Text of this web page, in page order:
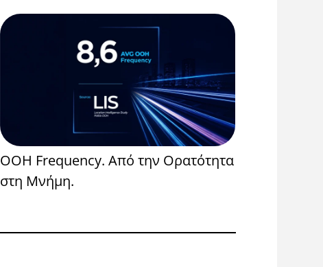
OOH Frequency. Από την Ορατότητα
στη Μνήμη.